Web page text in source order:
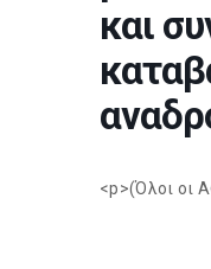
και
<p>(Όλοι οι